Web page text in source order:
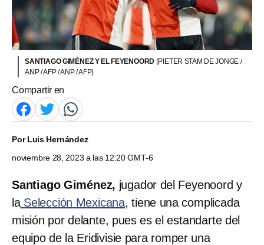
SANTIAGO GIMÉNEZ Y EL FEYENOORD (PIETER STAM DE JONGE /
ANP / AFP / ANP / AFP)
Compartir en
PorLuis Hernández
noviembre 28, 2023 a las 12:20 GMT-6
Santiago Giménez, jugador del Feyenoord y
laSelección Mexicana, tiene una complicada
misión por delante, pues es el estandarte del
equipo de la Eridivisie para romper una